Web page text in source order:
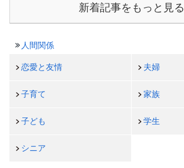
新着記事をもっと見る
人間関係
恋愛と友情 夫婦
子育て 家族
子ども 学生
シニア